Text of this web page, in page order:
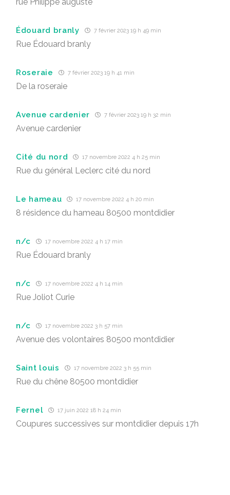
Édouard branly 7 février 2023 19 h 49 min
Rue Édouard branly
Roseraie 7 février 2023 19 h 41 min
De la roseraie
Avenue cardenier 7 février 2023 19 h 32 min
Avenue cardenier
Cité du nord 17 novembre 2022 4 h 25 min
Rue du général Leclerc cité du nord
Le hameau 17 novembre 2022 4 h 20 min
8 résidence du hameau 80500 montdidier
n/c 17 novembre 2022 4 h 17 min
Rue Édouard branly
n/c 17 novembre 2022 4 h 14 min
Rue Joliot Curie
n/c 17 novembre 2022 3 h 57 min
Avenue des volontaires 80500 montdidier
Saint louis 17 novembre 2022 3 h 55 min
Rue du chêne 80500 montdidier
Fernel 17 juin 2022 18 h 24 min
Coupures successives sur montdidier depuis 17h